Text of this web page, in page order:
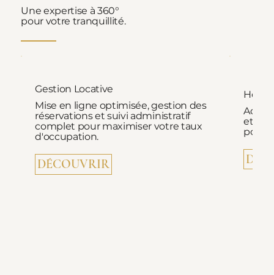
Une expertise à 360°
pour votre tranquillité.
Gestion Locative
Mise en ligne optimisée, gestion des
réservations et suivi administratif
complet pour maximiser votre taux
d'occupation.
DÉCOUVRIR
et
pour